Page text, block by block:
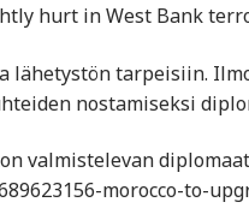
hurt in West Bank
tarpeisiin.
nostamiseksi
valmistelevan
morocco-to-